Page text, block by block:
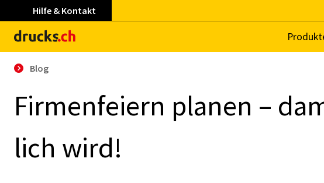
Hilfe & Kontakt
Blog
Fir­men­fei­ern pla­nen –
lich wird!